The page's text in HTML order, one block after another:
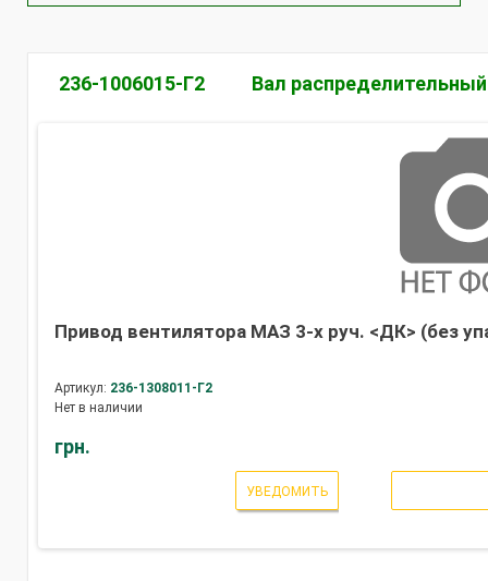
236-1006015-Г2 Вал распределительный
Привод вентилятора МАЗ 3-х руч. <ДК> (без
Артикул: 236-1308011-Г2
Нет в наличии
грн.
УВЕДОМИТЬ